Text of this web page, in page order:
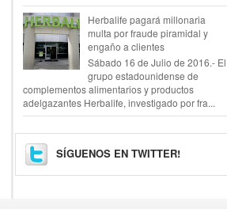
Herbalife pagará millonaria
multa por fraude piramidal y
engaño a clientes
Sábado 16 de Julio de 2016.- El
grupo estadounidense de
complementos alimentarios y productos
adelgazantes Herbalife, investigado por fra...
SÍGUENOS EN TWITTER!